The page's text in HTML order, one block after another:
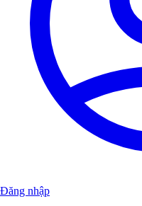
Đăng nhập